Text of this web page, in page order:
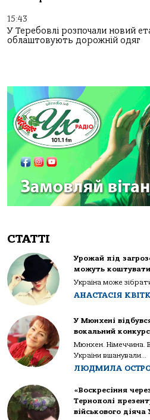
15:43
У Теребовлі розпочали новий
облаштовують дорожній одяг
СТАТТІ
Урожай під
можуть коштувати
Україна може
АНАСТАСІЯ
У Мюнхені
вокальний
Мюнхен. Німеччина.
України вшанували...
ЛЮДМИЛА
«Воскресіння
Тернополі
військового